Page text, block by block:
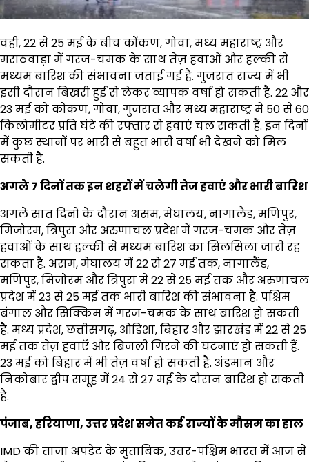
वहीं, 22 से 25 मई के बीच कोंकण, गोवा, मध्य महाराष्ट्र और
मराठवाड़ा में गरज-चमक के साथ तेज़ हवाओं और हल्की से
मध्यम बारिश की संभावना जताई गई है. गुजरात राज्य में भी
इसी दौरान बिखरी हुई से लेकर व्यापक वर्षा हो सकती है. 22 और
23 मई को कोंकण, गोवा, गुजरात और मध्य महाराष्ट्र में 50 से 60
किलोमीटर प्रति घंटे की रफ्तार से हवाएं चल सकती हैं. इन दिनों
में कुछ स्थानों पर भारी से बहुत भारी वर्षा भी देखने को मिल
सकती है.
अगले 7 दिनों तक इन शहरों में चलेगी तेज हवाएं और भारी बारिश
अगले सात दिनों के दौरान असम, मेघालय, नागालैंड, मणिपुर,
मिजोरम, त्रिपुरा और अरुणाचल प्रदेश में गरज-चमक और तेज़
हवाओं के साथ हल्की से मध्यम बारिश का सिलसिला जारी रह
सकता है. असम, मेघालय में 22 से 27 मई तक, नागालैंड,
मणिपुर, मिजोरम और त्रिपुरा में 22 से 25 मई तक और अरुणाचल
प्रदेश में 23 से 25 मई तक भारी बारिश की संभावना है. पश्चिम
बंगाल और सिक्किम में गरज-चमक के साथ बारिश हो सकती
है. मध्य प्रदेश, छत्तीसगढ़, ओडिशा, बिहार और झारखंड में 22 से 25
मई तक तेज़ हवाएँ और बिजली गिरने की घटनाएं हो सकती हैं.
23 मई को बिहार में भी तेज़ वर्षा हो सकती है. अंडमान और
निकोबार द्वीप समूह में 24 से 27 मई के दौरान बारिश हो सकती
है.
पंजाब, हरियाणा, उत्तर प्रदेश समेत कई राज्यों के मौसम का हाल
IMD की ताजा अपडेट के मुताबिक, उत्तर-पश्चिम भारत में आज से